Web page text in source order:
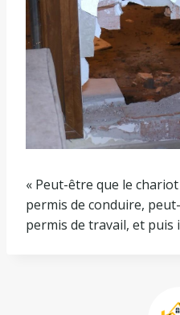
« Peut-être que le
permis de conduire, peut-
permis de travail, et puis